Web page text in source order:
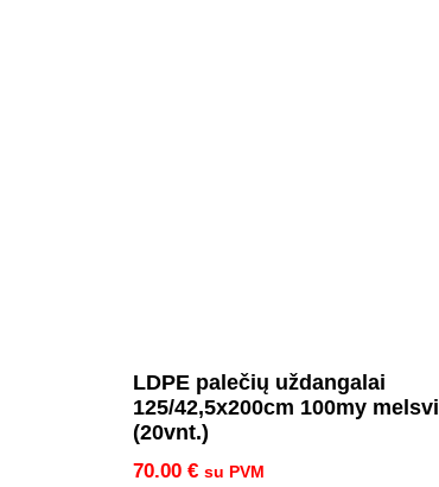
LDPE palečių uždangalai
125/42,5x200cm 100my melsvi
(20vnt.)
70.00 € su PVM